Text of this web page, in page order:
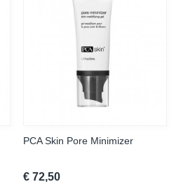
PCA Skin Pore Minimizer
€ 72,50